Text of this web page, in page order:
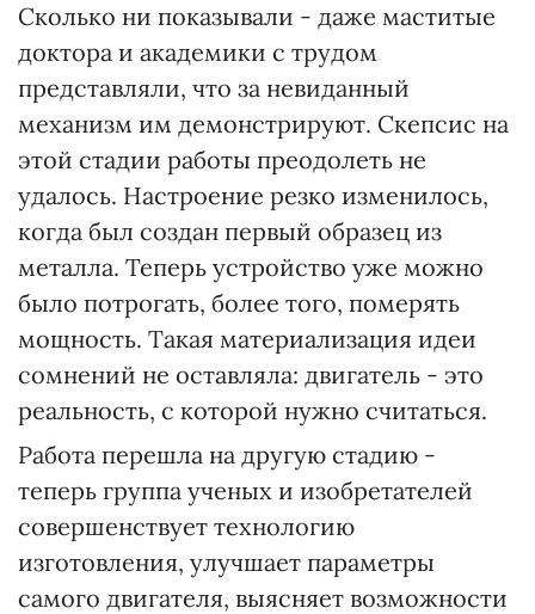
Сколько ни показывали - даже маститые
доктора и академики с трудом
представляли, что за невиданный
механизм им демонстрируют. Скепсис на
этой стадии работы преодолеть не
удалось. Настроение резко изменилось,
когда был создан первый образец из
металла. Теперь устройство уже можно
было потрогать, более того, померять
мощность. Такая материализация идеи
сомнений не оставляла: двигатель - это
реальность, с которой нужно считаться.
Работа перешла на другую стадию -
теперь группа ученых и изобретателей
совершенствует технологию
изготовления, улучшает параметры
самого двигателя, выясняет возможности